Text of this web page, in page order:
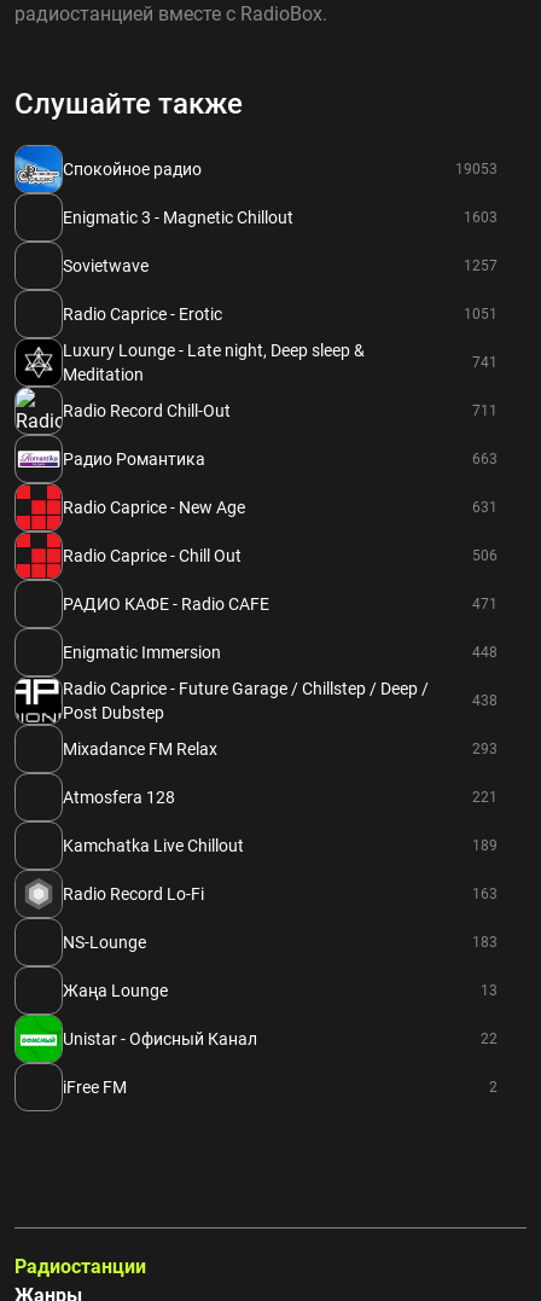
радиостанцией вместе с RadioBox.
Слушайте также
Спокойное радио 19053
Enigmatic 3 - Magnetic Chillout 1603
Sovietwave 1257
Radio Caprice - Erotic 1051
Luxury Lounge - Late night, Deep sleep &
Meditation
741
Radio Record Chill-Out 711
Радио Романтика 663
Radio Caprice - New Age 631
Radio Caprice - Chill Out 506
РАДИО КАФЕ - Radio CAFE 471
Enigmatic Immersion 448
Radio Caprice - Future Garage / Chillstep / Deep /
Post Dubstep
438
Mixadance FM Relax 293
Atmosfera 128 221
Kamchatka Live Chillout 189
Radio Record Lo-Fi 163
NS-Lounge 183
Жаңа Lounge 13
Unistar - Офисный Канал 22
iFree FM 2
Радиостанции
Жанры